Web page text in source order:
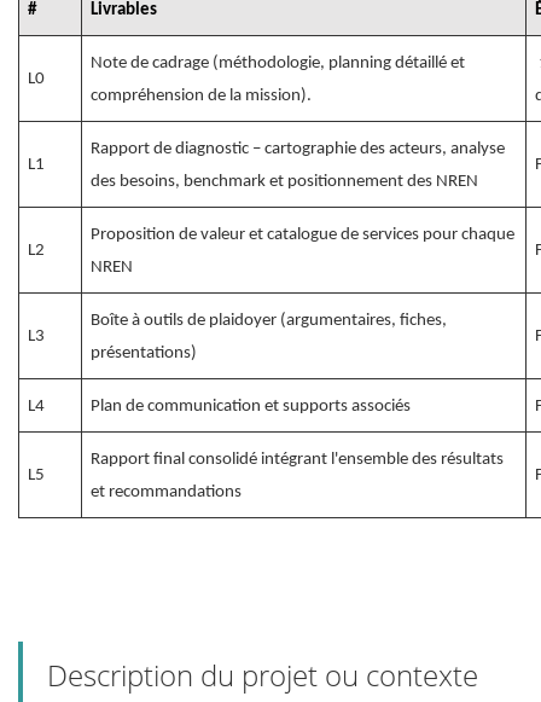
# Livrables
L0
Note de cadrage (méthodologie, planning détaillé et
compréhension de la mission).
L1
Rapport de diagnostic – cartographie des acteurs, analyse
des besoins, benchmark et positionnement des NREN
L2
Proposition de valeur et catalogue de services pour chaque
NREN
L3
Boîte à outils de plaidoyer (argumentaires, fiches,
présentations)
L4 Plan de communication et supports associés
L5
Rapport final consolidé intégrant l'ensemble des résultats
et recommandations
Description du projet ou contexte